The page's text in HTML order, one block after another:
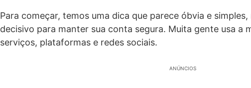
Para começar, temos uma dica que parece óbvia e
decisivo para manter sua conta segura. Muita gente usa a
serviços, plataformas e redes sociais.
ANÚNCIOS